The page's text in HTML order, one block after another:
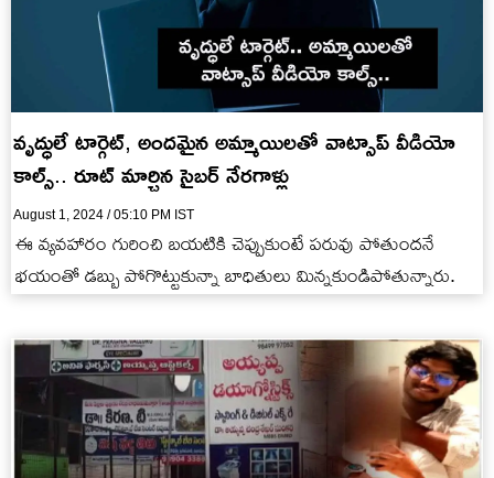
వృద్ధులే టార్గెట్, అందమైన అమ్మాయిలతో వాట్సాప్ వీడియో
కాల్స్.. రూట్ మార్చిన సైబర్ నేరగాళ్లు
August 1, 2024 / 05:10 PM IST
ఈ వ్యవహారం గురించి బయటికి చెప్పుకుంటే పరువు పోతుందనే
భయంతో డబ్బు పోగొట్టుకున్నా బాధితులు మిన్నకుండిపోతున్నారు.